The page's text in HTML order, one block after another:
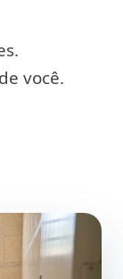
você.